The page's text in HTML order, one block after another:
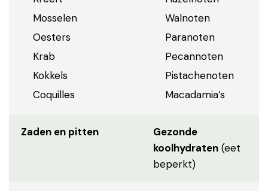
Mosselen
Oesters
Krab
Kokkels
Coquilles
Walnoten
Paranoten
Pecannoten
Pistachenoten
Macadamia’s
Zaden en pitten
Gezonde
koolhydraten (eet
beperkt)